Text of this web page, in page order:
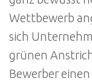
Wettbewerb
sich
grünen
Bewerber